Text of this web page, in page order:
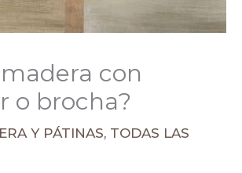
con
o brocha?
Y PÁTINAS, TODAS LAS